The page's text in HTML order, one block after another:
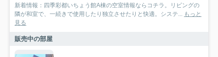
新着情報：四季彩都いちょう館A棟の空室情報ならコチラ。リビングの
隣が和室で、一続きで使用したり独立させたりと快適。システ... もっと
見る
販売中の部屋